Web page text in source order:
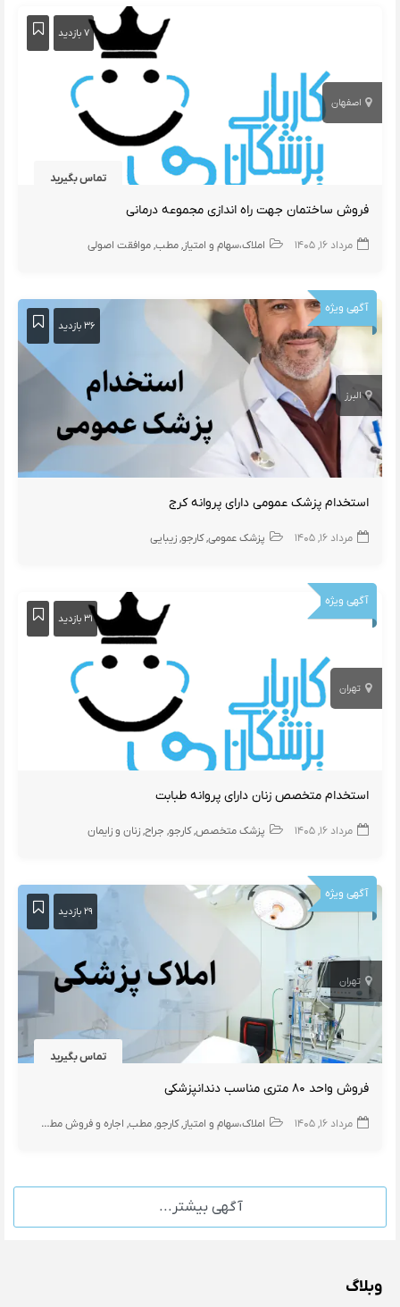
۷ بازدید
اصفهان
تماس بگیرید
فروش ساختمان جهت راه اندازی مجموعه درمانی
مرداد ۱۶, ۱۴۰۵ املاک،سهام و امتیاز مطب موافقت اصولی
آگهی ویژه
۳۶ بازدید
البرز
استخدام پزشک عمومی دارای پروانه کرج
مرداد ۱۶, ۱۴۰۵ پزشک عمومی کارجو زیبایی
آگهی ویژه
۳۱ بازدید
تهران
استخدام متخصص زنان دارای پروانه طبابت
مرداد ۱۶, ۱۴۰۵ پزشک متخصص کارجو جراح زنان و زایمان
آگهی ویژه
۲۹ بازدید
تهران
تماس بگیرید
فروش واحد ۸۰ متری مناسب دندانپزشکی
مرداد ۱۶, ۱۴۰۵ املاک،سهام و امتیاز کارجو مطب اجاره و فروش مطب دندانپزشک
آگهی بیشتر...
وبلاگ